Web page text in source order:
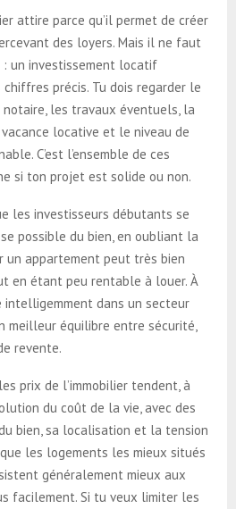
attire parce qu’il permet de créer
des loyers. Mais il ne faut
: un investissement locatif
précis. Tu dois regarder le
notaire, les travaux éventuels, la
locative et le niveau de
C’est l’ensemble de ces
si ton projet est solide ou non.
les investisseurs débutants se
possible du bien, en oubliant la
un appartement peut très bien
en étant peu rentable à louer. À
intelligemment dans un secteur
meilleur équilibre entre sécurité,
revente.
prix de l’immobilier tendent, à
du coût de la vie, avec des
bien, sa localisation et la tension
les logements les mieux situés
généralement mieux aux
facilement. Si tu veux limiter les